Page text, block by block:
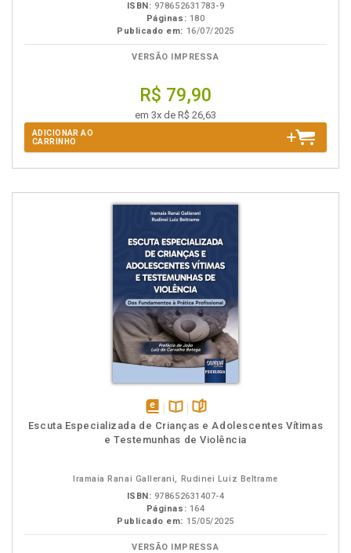
ISBN: 978652631783-9
Páginas: 180
Publicado em: 16/07/2025
VERSÃO IMPRESSA
R$ 79,90
em 3x de R$ 26,63
ADICIONAR AO
CARRINHO
disponível
em
Disponível
na
páginas
Escuta Especializada de Crianças e Adolescentes Vítimas
e Testemunhas de Violência
Iramaia Ranai Gallerani, Rudinei Luiz Beltrame
ISBN: 978652631407-4
Páginas: 164
Publicado em: 15/05/2025
VERSÃO IMPRESSA